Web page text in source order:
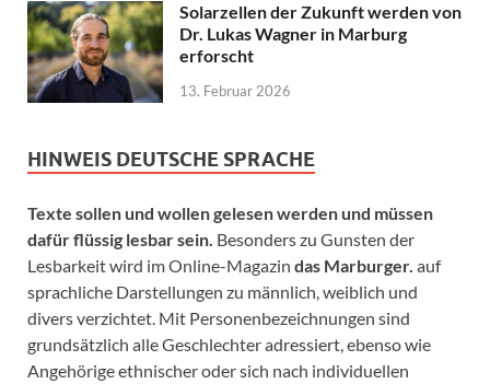
Solarzellen der Zukunft werden von
Dr. Lukas Wagner in Marburg
erforscht
13. Februar 2026
HINWEIS DEUTSCHE SPRACHE
Texte sollen und wollen gelesen werden und müssen
dafür flüssig lesbar sein. Besonders zu Gunsten der
Lesbarkeit wird im Online-Magazin das Marburger. auf
sprachliche Darstellungen zu männlich, weiblich und
divers verzichtet. Mit Personenbezeichnungen sind
grundsätzlich alle Geschlechter adressiert, ebenso wie
Angehörige ethnischer oder sich nach individuellen